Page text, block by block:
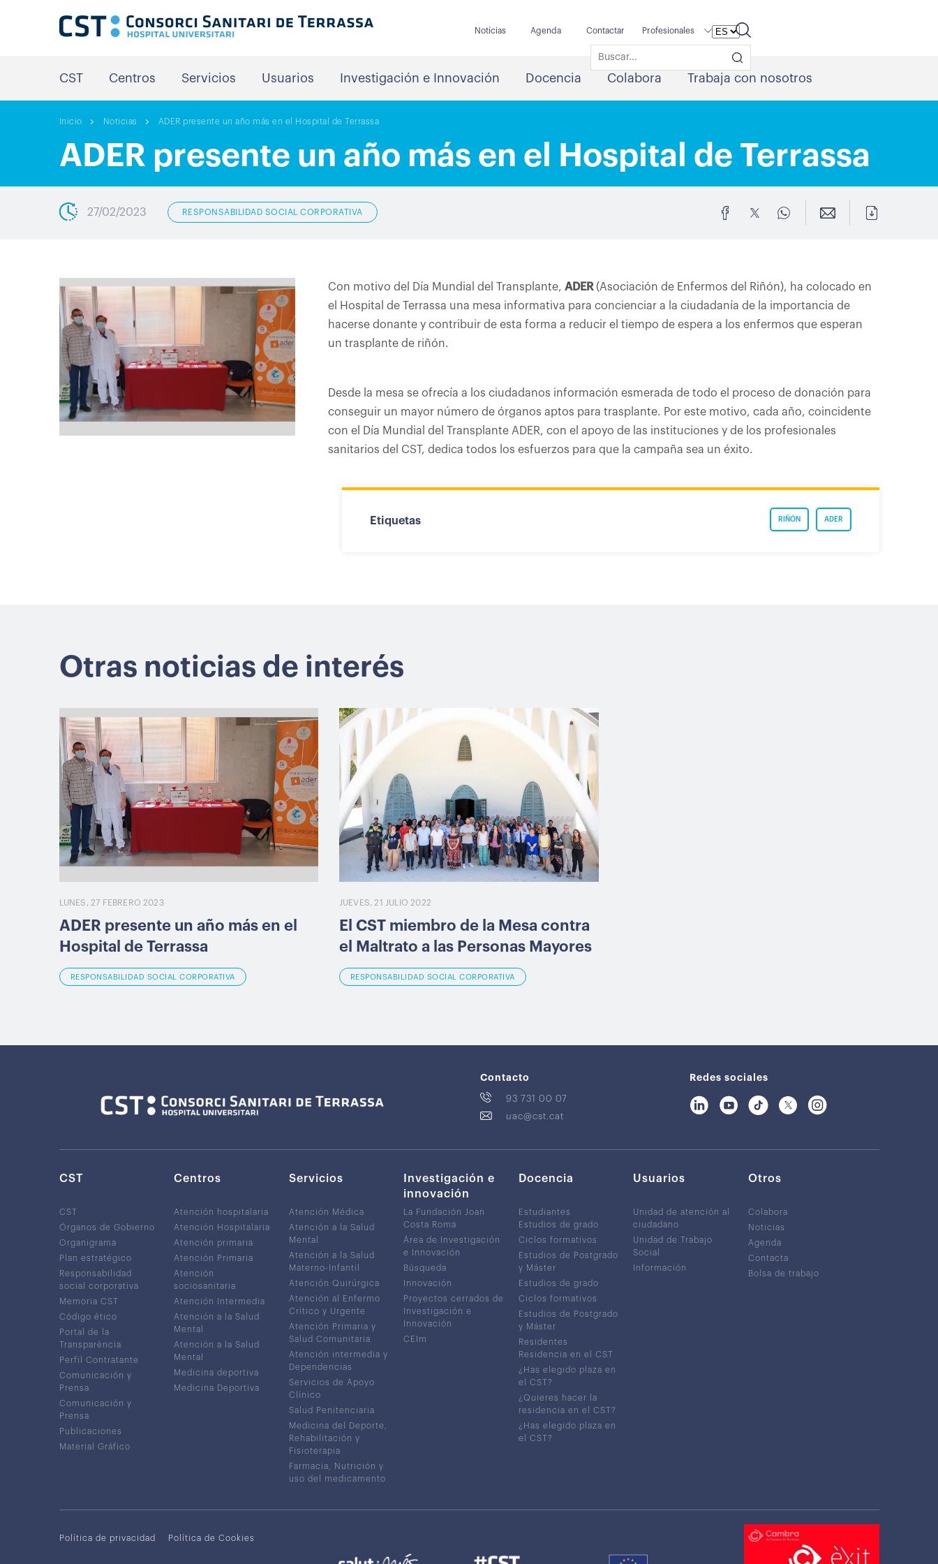
Notícias Agenda Contactar Profesionales
CST Centros Servicios Usuarios Investigación e Innovación Docencia Colabora Trabaja con nosotros
Inicio Noticias ADER presente un año más en el Hospital de Terrassa
ADER presente un año más en el Hospital de Terrassa
27/02/2023 RESPONSABILIDAD SOCIAL CORPORATIVA
Con motivo del Día Mundial del Transplante, ADER(Asociación de Enfermos del Riñón), ha colocado en
el Hospital de Terrassa una mesa informativa para concienciar a la ciudadanía de la importancia de
hacerse donante y contribuir de esta forma a reducir el tiempo de espera a los enfermos que esperan
un trasplante de riñón.
Desde la mesa se ofrecía a los ciudadanos información esmerada de todo el proceso de donación para
conseguir un mayor número de órganos aptos para trasplante. Por este motivo, cada año, coincidente
con el Día Mundial del Transplante ADER, con el apoyo de las instituciones y de los profesionales
sanitarios del CST, dedica todos los esfuerzos para que la campaña sea un éxito.
Etiquetas ADER
RIÑÓN
Otras noticias de interés
LUNES, 27 FEBRERO 2023
ADER presente un año más en el
Hospital de Terrassa
RESPONSABILIDAD SOCIAL CORPORATIVA
JUEVES, 21 JULIO 2022
El CST miembro de la Mesa contra
el Maltrato a las Personas Mayores
RESPONSABILIDAD SOCIAL CORPORATIVA
Contacto
93 731 00 07
uac@cst.cat
Redes sociales
CST
CST
Órganos de Gobierno
Organigrama
Plan estratégico
Responsabilidad
social corporativa
Memoria CST
Código ético
Portal de la
Transparència
Perfil Contratante
Comunicación y
Prensa
Comunicación y
Prensa
Publicaciones
Material Gráfico
Centros
Atención hospitalaria
Atención Hospitalaria
Atención primaria
Atención Primaria
Atención
sociosanitaria
Atención Intermedia
Atención a la Salud
Mental
Atención a la Salud
Mental
Medicina deportiva
Medicina Deportiva
Servicios
Atención Médica
Atención a la Salud
Mental
Atención a la Salud
Materno-Infantil
Atención Quirúrgica
Atención al Enfermo
Crítico y Urgente
Atención Primaria y
Salud Comunitaria
Atención intermedia y
Dependencias
Servicios de Apoyo
Clínico
Salud Penitenciaria
Medicina del Deporte,
Rehabilitación y
Fisioterapia
Farmacia, Nutrición y
uso del medicamento
Investigación e
innovación
La Fundación Joan
Costa Roma
Área de Investigación
e Innovación
Búsqueda
Innovación
Proyectos cerrados de
Investigación e
Innovación
CEIm
Docencia
Estudiantes
Estudios de grado
Ciclos formativos
Estudios de Postgrado
y Máster
Estudios de grado
Ciclos formativos
Estudios de Postgrado
y Máster
Residentes
Residencia en el CST
¿Has elegido plaza en
el CST?
¿Quieres hacer la
residencia en el CST?
¿Has elegido plaza en
el CST?
Usuarios
Unidad de atención al
ciudadano
Unidad de Trabajo
Social
Información
Otros
Colabora
Noticias
Agenda
Contacta
Bolsa de trabajo
Política de privacidad Política de Cookies